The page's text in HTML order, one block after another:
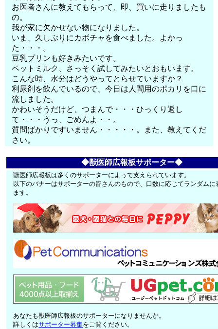
お医者さんに教えてもらって、即、買いに走りましたも
の。
我が家に欠かせない物になりました。
いま、久しぶりにカボチャを食べました。よかっ
た・・・。
豆乳プリンも好きみたいです。
ペットミルク、さっそく試してみたいとおもいます。
こんな時、水分はどうやってとらせていますか？
利尿剤を飲んでいるので、今日は人間用のポカリを口に
流しました。
かわいそうだけど、つまんで・・・ひっくり返し
て・・・うっ、ごめんよ・・。
質問ばかりですいません・・・・・。また、教えてくだ
さい。
◆獣医師広報板サポーター◆
獣医師広報板は多くのサポーターによって支えられています。
以下のバナーはサポーターの皆さんのもので、口数に応じてランダムに
ます。
あなたも獣医師広報板のサポーターになりませんか。
詳しくはサポーター募集をご覧ください。